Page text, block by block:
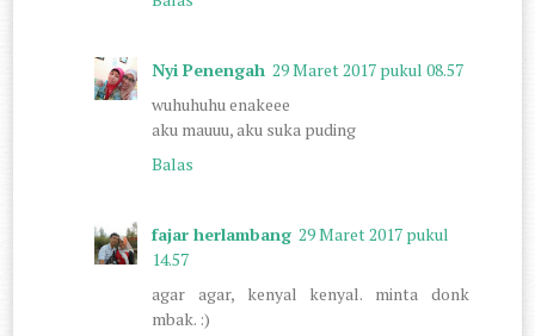
Nyi Penengah 29 Maret 2017 pukul 08.57
wuhuhuhu enakeee
aku mauuu, aku suka puding
Balas
fajar herlambang 29 Maret 2017 pukul
14.57
agar agar, kenyal kenyal. minta donk
mbak. :)